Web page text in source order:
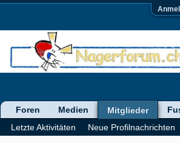
Foren Medien
Mitglieder
Letzte Aktivitäten
Neue Profilnachrichten